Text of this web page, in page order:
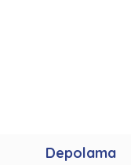
Depolama